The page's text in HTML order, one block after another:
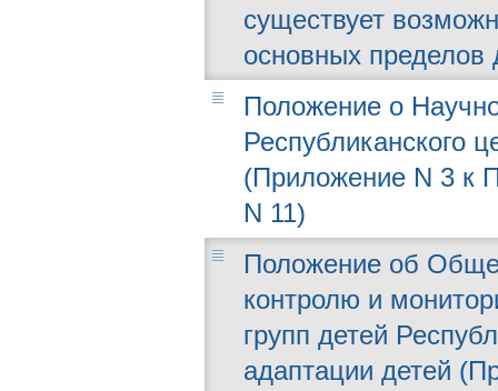
существует
основных пределов
Положение о
Республиканского
(Приложение N 3 к
N 11)
Положение об
контролю и
групп детей
адаптации детей